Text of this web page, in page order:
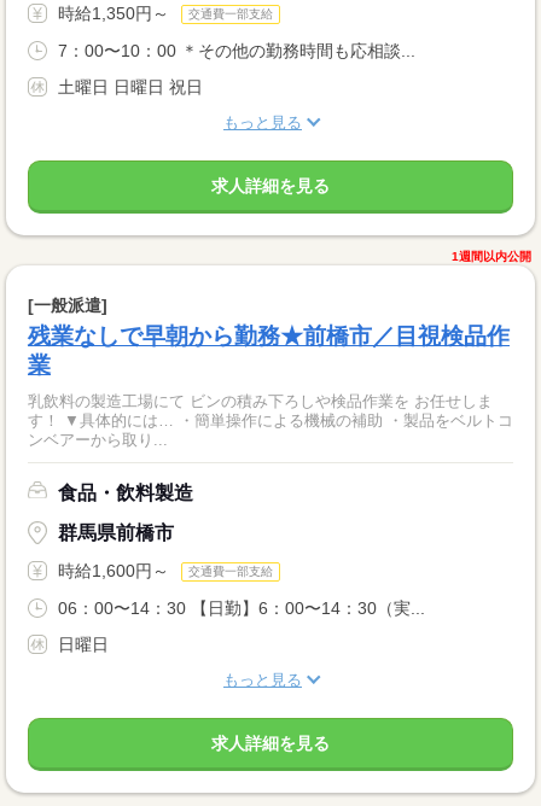
時給1,350円～ 交通費一部支給
7：00〜10：00 ＊その他の勤務時間も応相談...
土曜日 日曜日 祝日
もっと見る
求人詳細を見る
1週間以内公開
[一般派遣]
残業なしで早朝から勤務★前橋市／目視検品作
業
乳飲料の製造工場にて ビンの積み下ろしや検品作業を お任せしま
す！ ▼具体的には… ・簡単操作による機械の補助 ・製品をベルトコ
ンベアーから取り...
食品・飲料製造
群馬県前橋市
時給1,600円～ 交通費一部支給
06：00〜14：30 【日勤】6：00〜14：30（実...
日曜日
もっと見る
求人詳細を見る